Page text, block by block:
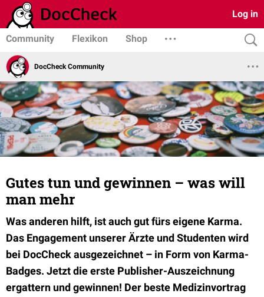
Log in
Community Flexikon Shop
DocCheck Community
Gutes tun und gewinnen – was will
man mehr
Was anderen hilft, ist auch gut fürs eigene Karma.
Das Engagement unserer Ärzte und Studenten wird
bei DocCheck ausgezeichnet – in Form von Karma-
Badges. Jetzt die erste Publisher-Auszeichnung
ergattern und gewinnen! Der beste Medizinvortrag